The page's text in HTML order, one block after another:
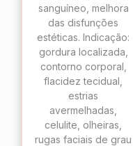
sanguíneo, melhora
das disfunções
estéticas. Indicação:
gordura localizada,
contorno corporal,
flacidez tecidual,
estrias
avermelhadas,
celulite, olheiras,
rugas faciais de grau